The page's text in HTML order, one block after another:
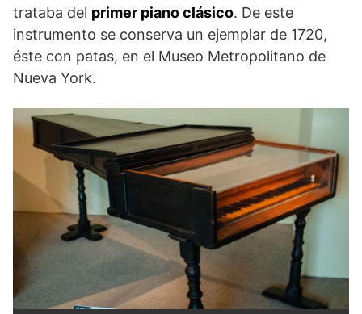
trataba del primer piano clásico. De este
instrumento se conserva un ejemplar de 1720,
éste con patas, en el Museo Metropolitano de
Nueva York.